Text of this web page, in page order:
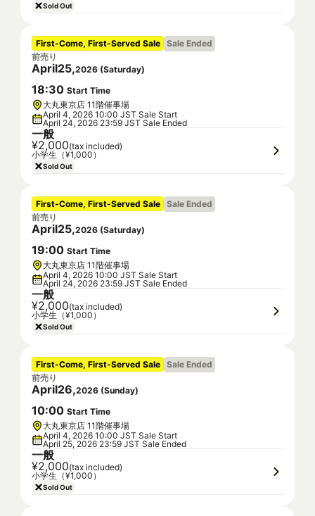
Sold Out
First-Come, First-Served Sale Sale Ended
前売り
April25,2026 (Saturday)
18:30 Start Time
大丸東京店 11階催事場
April 4, 2026 10:00 JST Sale Start
April 24, 2026 23:59 JST Sale Ended
一般
¥2,000(tax included)
小学生（¥1,000）
Sold Out
First-Come, First-Served Sale Sale Ended
前売り
April25,2026 (Saturday)
19:00 Start Time
大丸東京店 11階催事場
April 4, 2026 10:00 JST Sale Start
April 24, 2026 23:59 JST Sale Ended
一般
¥2,000(tax included)
小学生（¥1,000）
Sold Out
First-Come, First-Served Sale Sale Ended
前売り
April26,2026 (Sunday)
10:00 Start Time
大丸東京店 11階催事場
April 4, 2026 10:00 JST Sale Start
April 25, 2026 23:59 JST Sale Ended
一般
¥2,000(tax included)
小学生（¥1,000）
Sold Out